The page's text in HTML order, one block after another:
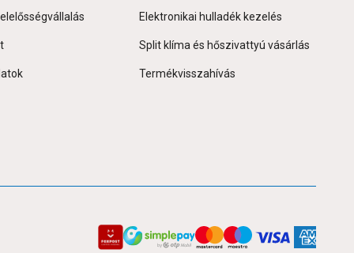
Elektronikai hulladék kezelés
Split klíma és hőszivattyú vásárlás
Termékvisszahívás